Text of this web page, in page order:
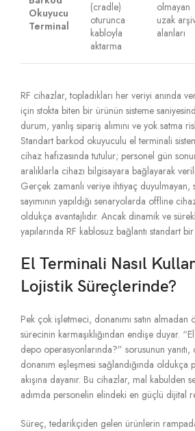
Okuyucu
Terminal
(cradle)
oturunca
kabloyla
aktarma
olmayan
uzak
alanları
RF cihazlar, topladıkları her veriyi anında
için stokta biten bir ürünün sisteme
durum, yanlış sipariş alımını ve yok satma
Standart barkod okuyuculu el terminali
cihaz hafızasında tutulur; personel gün
aralıklarla cihazı bilgisayara bağlayarak
Gerçek zamanlı veriye ihtiyaç duyulmayan,
sayımının yapıldığı senaryolarda offline
oldukça avantajlıdır. Ancak dinamik ve
yapılarında RF kablosuz bağlantı standart
El Terminali Nasıl
Lojistik Süreçlerinde?
Pek çok işletmeci, donanımı satın
sürecinin karmaşıklığından endişe duyar.
depo operasyonlarında?” sorusunun yanıtı,
donanım eşleşmesi sağlandığında oldukça
akışına dayanır. Bu cihazlar, mal kabulden
adımda personelin elindeki en güçlü dijital
Süreç, tedarikçiden gelen ürünlerin